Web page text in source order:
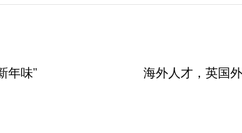
年味” 海外人才，英国